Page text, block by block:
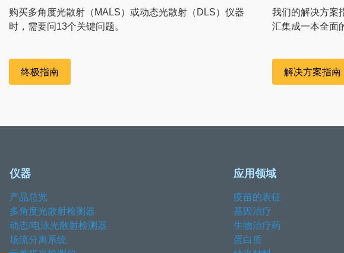
购买多角度光散射（MALS）或动态光散射（DLS）仪器
时，需要问13个关键问题。
终极指南
我们的解决方案
汇集成一本全面
解决方案指南
仪器
产品总览
多角度光散射检测器
动态/电泳光散射检测器
场流分离系统
应用领域
疫苗的表征
基因治疗
生物治疗药
蛋白质